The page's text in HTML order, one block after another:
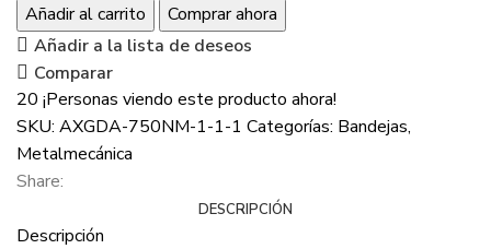
Añadir al carrito
Comprar ahora
Añadir a la lista de deseos
Comparar
20 ¡Personas viendo este producto ahora!
SKU: AXGDA-750NM-1-1-1 Categorías: Bandejas,
Metalmecánica
Share:
DESCRIPCIÓN
Descripción